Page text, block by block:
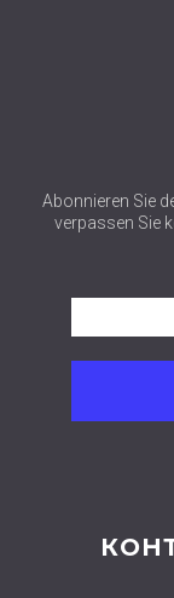
Abonnieren Sie
verpassen Sie